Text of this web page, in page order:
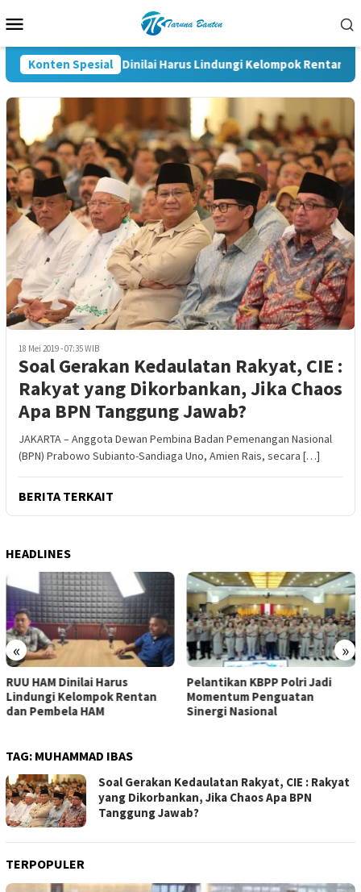
ke
Mobile
Konten Spesial
RUU HAM Dinilai Harus Lindungi Kelompok Rentan dan
18 Mei 2019 - 07:35 WIB
Soal Gerakan Kedaulatan Rakyat, CIE :
Rakyat yang Dikorbankan, Jika Chaos
Apa BPN Tanggung Jawab?
JAKARTA – Anggota Dewan Pembina Badan Pemenangan Nasional
(BPN) Prabowo Subianto-Sandiaga Uno, Amien Rais, secara […]
BERITA TERKAIT
HEADLINES
« »
Pelantikan KBPP Polri Jadi
Momentum Penguatan
Sinergi Nasional
Akpol 2026 Saring
Masa Depan Lewat CAT
Berstandar Tinggi
TAG: MUHAMMAD IBAS
Soal Gerakan Kedaulatan Rakyat, CIE : Rakyat
yang Dikorbankan, Jika Chaos Apa BPN
Tanggung Jawab?
TERPOPULER